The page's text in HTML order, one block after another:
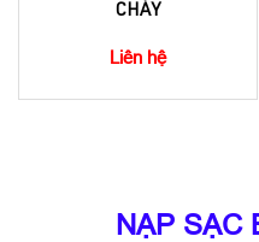
CHÁY
Liên hệ
NẠP SẠC